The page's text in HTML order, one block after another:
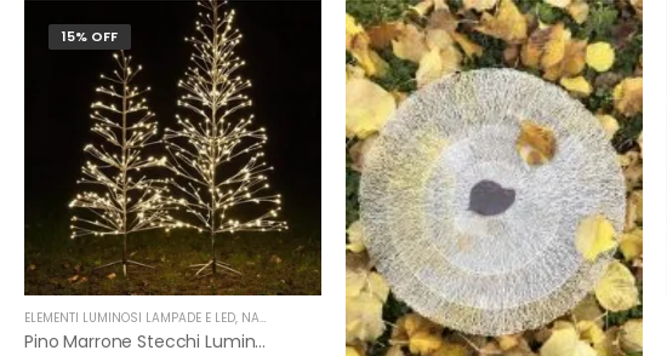
15% OFF
ELEMENTI LUMINOSI LAMPADE E LED, NATALE FIORIRA' UN GIARDINO
Pino Marrone Stecchi Luminoso Interno-Esterno Di Fiorirà Un Giardino